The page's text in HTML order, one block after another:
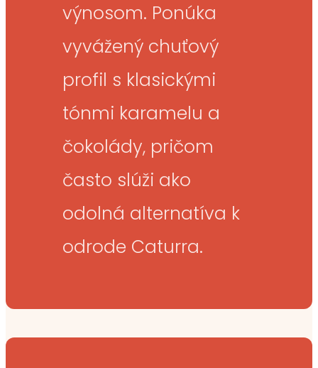
výnosom. Ponúka
vyvážený chuťový
profil s klasickými
tónmi karamelu a
čokolády, pričom
často slúži ako
odolná alternatíva k
odrode Caturra.